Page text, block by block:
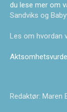
du lese mer om
Sandviks og
Les om hvordan
Redaktør: Maren